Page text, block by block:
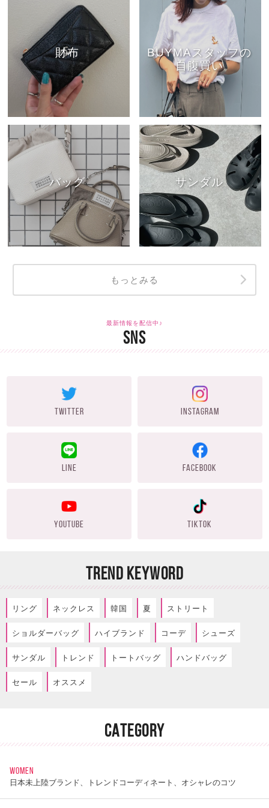
財布
BUYMAスタッフの
自腹買い
バッグ サンダル
もっとみる
最新情報を配信中♪
SNS
TWITTER INSTAGRAM
LINE FACEBOOK
YOUTUBE TIKTOK
TREND KEYWORD
リング ネックレス 韓国 夏 ストリート
ショルダーバッグ ハイブランド コーデ シューズ
サンダル トレンド トートバッグ ハンドバッグ
セール オススメ
CATEGORY
WOMEN
日本未上陸ブランド、トレンドコーディネート、オシャレのコツ